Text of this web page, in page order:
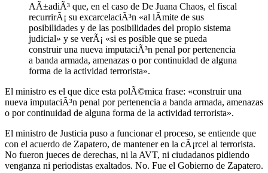
AÃ±adiÃ³ que, en el caso de De Juana Chaos, el fiscal
recurrirÃ¡ su excarcelaciÃ³n «al lÃ­mite de sus
posibilidades y de las posibilidades del propio sistema
judicial» y se verÃ¡ «si es posible que se pueda
construir una nueva imputaciÃ³n penal por pertenencia
a banda armada, amenazas o por continuidad de alguna
forma de la actividad terrorista».
El ministro es el que dice esta polÃ©mica frase: «construir una
nueva imputaciÃ³n penal por pertenencia a banda armada, amenazas
o por continuidad de alguna forma de la actividad terrorista».
El ministro de Justicia puso a funcionar el proceso, se entiende que
con el acuerdo de Zapatero, de mantener en la cÃ¡rcel al terrorista.
No fueron jueces de derechas, ni la AVT, ni ciudadanos pidiendo
venganza ni periodistas exaltados. No. Fue el Gobierno de Zapatero.